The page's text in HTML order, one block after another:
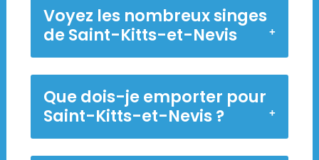
Voyez les nombreux singes
de Saint-Kitts-et-Nevis
Que dois-je emporter pour
Saint-Kitts-et-Nevis ?